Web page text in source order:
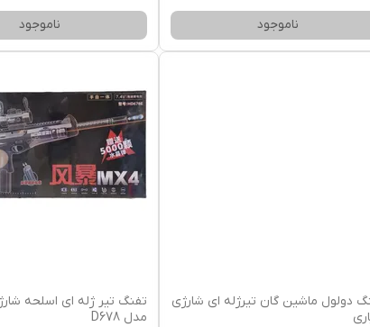
ناموجود ناموجود
دولول ماشین گان تیرژله ای شارژی
تفنگ تیر ژله ای اسلحه
مدل D678